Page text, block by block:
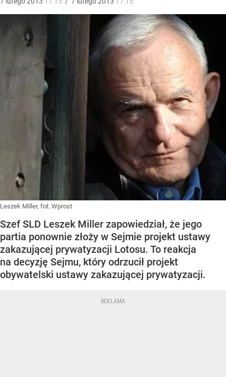
Leszek Miller, fot. Wprost
Szef SLD Leszek Miller zapowiedział, że jego
partia ponownie złoży w Sejmie projekt ustawy
zakazującej prywatyzacji Lotosu. To reakcja
na decyzję Sejmu, który odrzucił projekt
obywatelski ustawy zakazującej prywatyzacji.